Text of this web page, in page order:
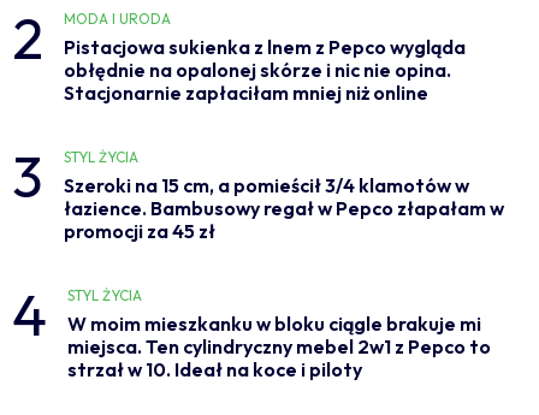
2 MODA I URODA
Pistacjowa sukienka z lnem z Pepco wygląda
obłędnie na opalonej skórze i nic nie opina.
Stacjonarnie zapłaciłam mniej niż online
3 STYL ŻYCIA
Szeroki na 15 cm, a pomieścił 3/4 klamotów w
łazience. Bambusowy regał w Pepco złapałam w
promocji za 45 zł
4 STYL ŻYCIA
W moim mieszkanku w bloku ciągle brakuje mi
miejsca. Ten cylindryczny mebel 2w1 z Pepco to
strzał w 10. Ideał na koce i piloty